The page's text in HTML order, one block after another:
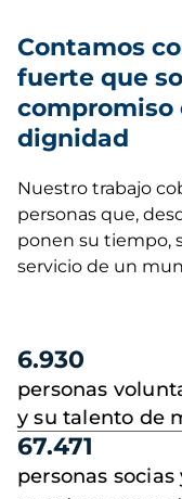
Contamos
fuerte que
compromiso
dignidad
Nuestro trabajo
personas que,
ponen su tiempo,
servicio de un
6.930
personas
y su talento de
67.471
personas